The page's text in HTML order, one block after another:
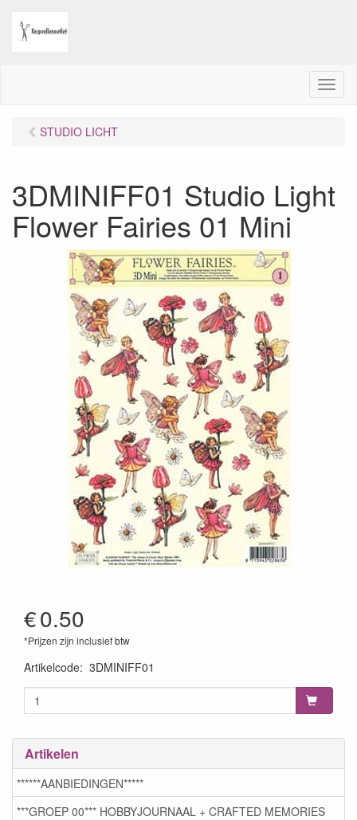
M
e
STUDIO LICHT
3DMINIFF01 Studio Light
Flower Fairies 01 Mini
€0.50
*Prijzen zijn inclusief btw
Artikelcode: 3DMINIFF01
Artikelen
******AANBIEDINGEN*****
***GROEP 00*** HOBBYJOURNAAL + CRAFTED MEMORIES